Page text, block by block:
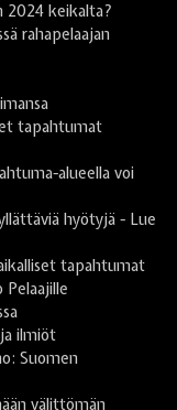
2024 keikalta?
rahapelaajan
tapahtumat
alueella voi
hyötyjä - Lue
tapahtumat
ilmiöt
Suomen
välittömän